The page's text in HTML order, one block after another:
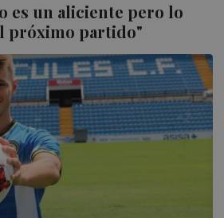
es un aliciente pero lo
próximo partido"